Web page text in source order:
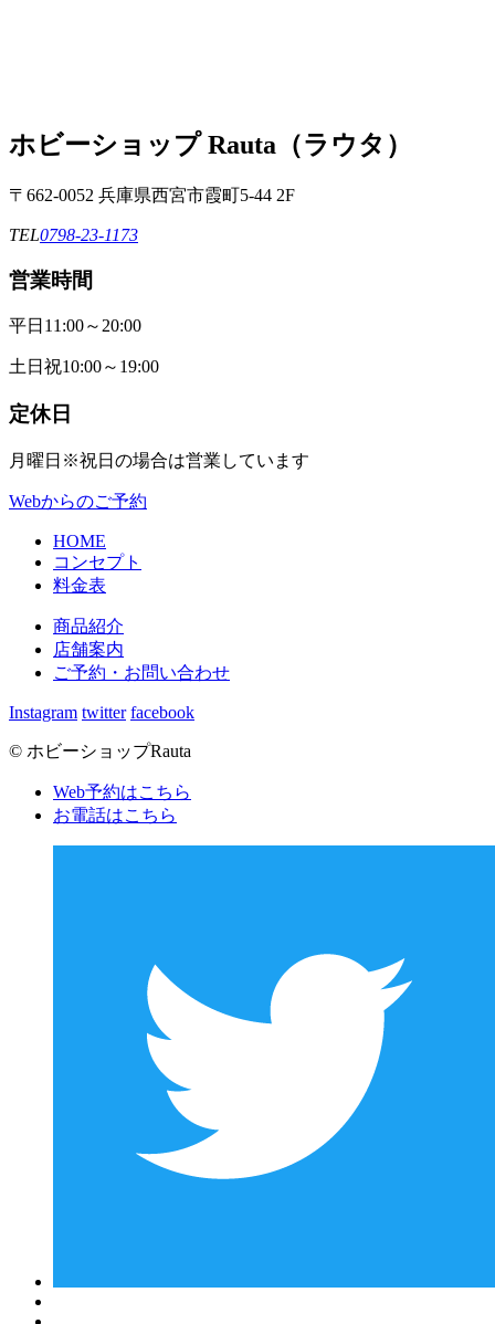
ホビーショップ Rauta（ラウタ）
〒662-0052 兵庫県西宮市霞町5-44 2F
TEL0798-23-1173
営業時間
平日 11:00～20:00
土日祝10:00～19:00
定休日
月曜日 ※祝日の場合は営業しています
Webからのご予約
HOME
コンセプト
料金表
商品紹介
店舗案内
ご予約・お問い合わせ
Instagram twitter facebook
© ホビーショップRauta
Web予約はこちら
お電話はこちら